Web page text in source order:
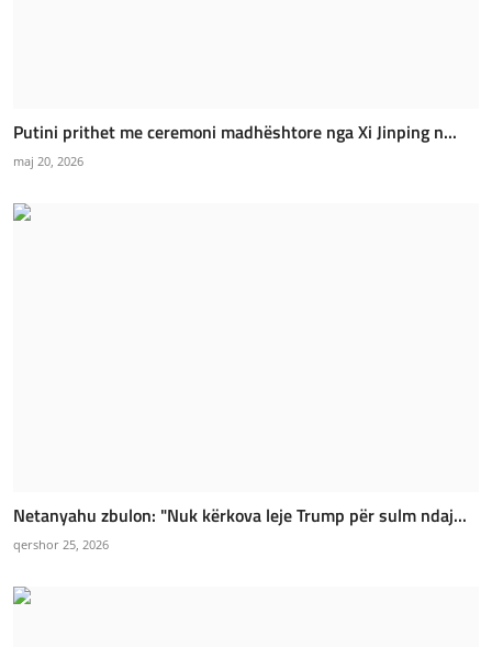
Putini prithet me ceremoni madhështore nga Xi Jinping n...
maj 20, 2026
Netanyahu zbulon: "Nuk kërkova leje Trump për sulm ndaj...
qershor 25, 2026